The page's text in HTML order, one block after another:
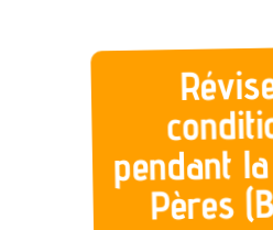
pendant
Pères